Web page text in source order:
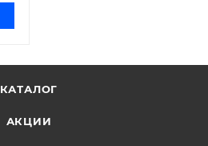
КАТАЛОГ
АКЦИИ